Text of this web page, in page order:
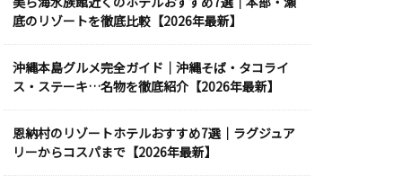
底のリゾートを徹底比較【2026年最新】
沖縄本島グルメ完全ガイド｜沖縄そば・タコライ
ス・ステーキ…名物を徹底紹介【2026年最新】
恩納村のリゾートホテルおすすめ7選｜ラグジュア
リーからコスパまで【2026年最新】